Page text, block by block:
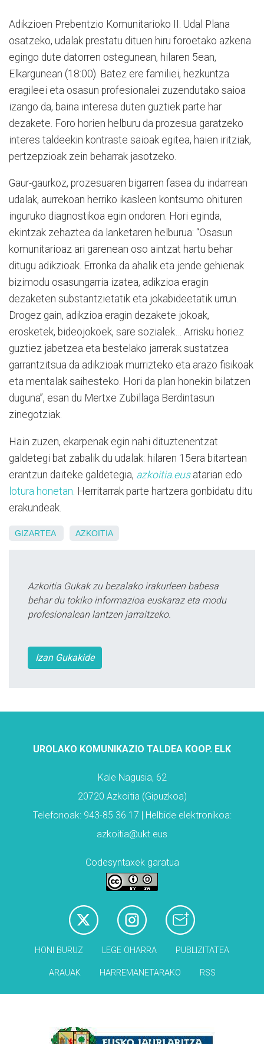
Adikzioen Prebentzio Komunitarioko II. Udal Plana
osatzeko, udalak prestatu dituen hiru foroetako azkena
egingo dute datorren ostegunean, hilaren 5ean,
Elkargunean (18:00). Batez ere familiei, hezkuntza
eragileei eta osasun profesionalei zuzendutako saioa
izango da, baina interesa duten guztiek parte har
dezakete. Foro horien helburu da prozesua garatzeko
interes taldeekin kontraste saioak egitea, haien iritziak,
pertzepzioak zein beharrak jasotzeko.
Gaur-gaurkoz, prozesuaren bigarren fasea du indarrean
udalak, aurrekoan herriko ikasleen kontsumo ohituren
inguruko diagnostikoa egin ondoren. Hori eginda,
ekintzak zehaztea da lanketaren helburua: “Osasun
komunitarioaz ari garenean oso aintzat hartu behar
ditugu adikzioak. Erronka da ahalik eta jende gehienak
bizimodu osasungarria izatea, adikzioa eragin
dezaketen substantzietatik eta jokabideetatik urrun.
Drogez gain, adikzioa eragin dezakete jokoak,
erosketek, bideojokoek, sare sozialek… Arrisku horiez
guztiez jabetzea eta bestelako jarrerak sustatzea
garrantzitsua da adikzioak murrizteko eta arazo fisikoak
eta mentalak saihesteko. Hori da plan honekin bilatzen
duguna”, esan du Mertxe Zubillaga Berdintasun
zinegotziak.
Hain zuzen, ekarpenak egin nahi dituztenentzat
galdetegi bat zabalik du udalak: hilaren 15era bitartean
erantzun daiteke galdetegia, azkoitia.eus atarian edo
lotura honetan. Herritarrak parte hartzera gonbidatu ditu
erakundeak.
GIZARTEA AZKOITIA
Azkoitia Gukak zu bezalako irakurleen babesa
behar du tokiko informazioa euskaraz eta modu
profesionalean lantzen jarraitzeko.
Izan Gukakide
UROLAKO KOMUNIKAZIO TALDEA KOOP. ELK
Kale Nagusia, 62
20720 Azkoitia (Gipuzkoa)
Telefonoak: 943-85 36 17 | Helbide elektronikoa:
azkoitia@ukt.eus
Codesyntaxek garatua
HONI BURUZ LEGE OHARRA PUBLIZITATEA
ARAUAK HARREMANETARAKO RSS